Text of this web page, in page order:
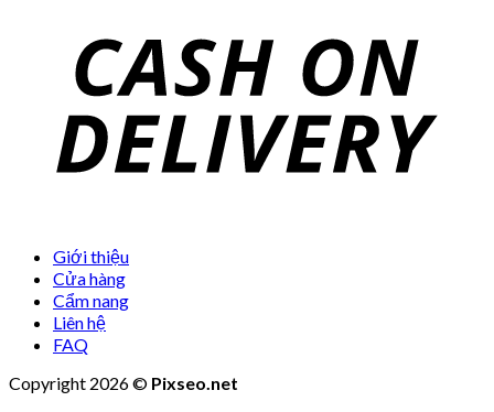
Giới thiệu
Cửa hàng
Cẩm nang
Liên hệ
FAQ
Copyright 2026 © Pixseo.net